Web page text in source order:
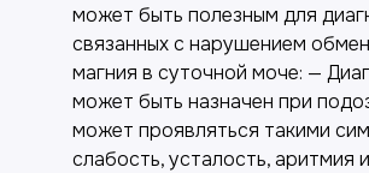
может быть полезным для
связанных с нарушением
магния в суточной моче: —
может быть назначен при
может проявляться такими
слабость, усталость, аритмия